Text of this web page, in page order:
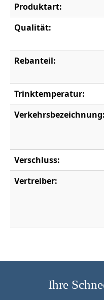
Produktart:
Qualität:
Rebanteil:
Trinktemperatur:
Verkehrsbezeichnung:
Verschluss:
Vertreiber:
Ihre